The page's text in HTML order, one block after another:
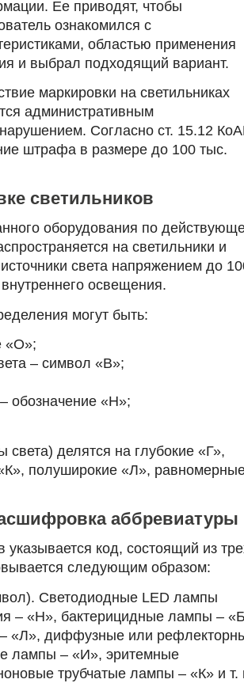
Ее приводят, чтобы
ознакомился с
областью применения
и выбрал подходящий вариант.
маркировки на светильниках
административным
Согласно ст. 15.12
штрафа в размере до 100 тыс.
светильников
оборудования по
на светильники и
света напряжением до
освещения.
могут быть:
«О»;
‒ символ «В»;
обозначение «Н»;
делятся на глубокие «Г»,
полуширокие «Л»,
аббревиатуры
код, состоящий из
следующим образом:
Светодиодные LED лампы
‒ «Н», бактерицидные лампы ‒
«Л», диффузные или
лампы ‒ «И», эритемные
трубчатые лампы ‒ «К» и т.